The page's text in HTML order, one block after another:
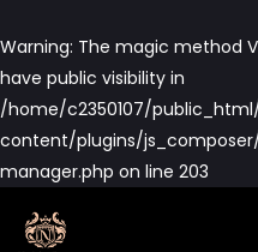
Warning: The magic method
have public visibility in
/home/c2350107/
content/plugins/
manager.php on line 203